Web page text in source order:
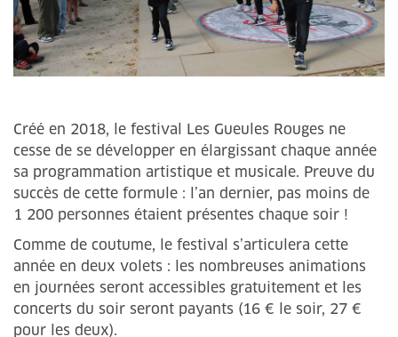
Créé en 2018, le festival Les Gueules Rouges ne
cesse de se développer en élargissant chaque année
sa programmation artistique et musicale. Preuve du
succès de cette formule : l’an dernier, pas moins de
1 200 personnes étaient présentes chaque soir !
Comme de coutume, le festival s’articulera cette
année en deux volets : les nombreuses animations
en journées seront accessibles gratuitement et les
concerts du soir seront payants (16 € le soir, 27 €
pour les deux).